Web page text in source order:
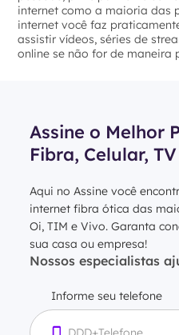
internet como a maioria das
internet você faz
assistir vídeos, séries de
online se não for de maneira
Assine o Melhor
Fibra, Celular,
Aqui no Assine você
internet fibra ótica das
Oi, TIM e Vivo. Garanta
sua casa ou empresa!
Nossos especialistas
Informe seu telefone